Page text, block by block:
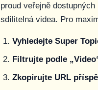
proud veřejně
sdílitelná videa. Pro
Vyhledejte Super
Filtrujte podle
Zkopírujte URL